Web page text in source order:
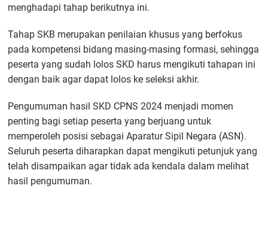
menghadapi tahap berikutnya ini.
Tahap SKB merupakan penilaian khusus yang berfokus
pada kompetensi bidang masing-masing formasi, sehingga
peserta yang sudah lolos SKD harus mengikuti tahapan ini
dengan baik agar dapat lolos ke seleksi akhir.
Pengumuman hasil SKD CPNS 2024 menjadi momen
penting bagi setiap peserta yang berjuang untuk
memperoleh posisi sebagai Aparatur Sipil Negara (ASN).
Seluruh peserta diharapkan dapat mengikuti petunjuk yang
telah disampaikan agar tidak ada kendala dalam melihat
hasil pengumuman.